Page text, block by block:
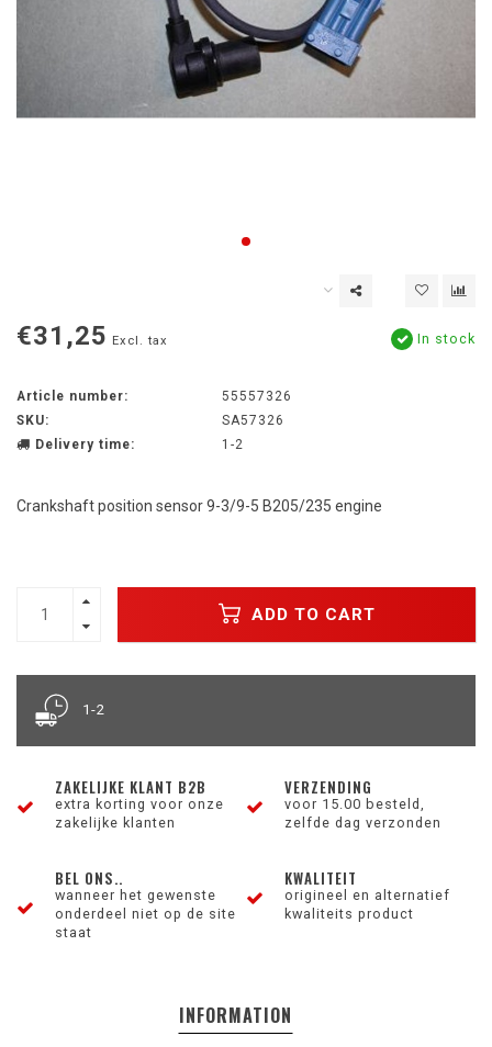
€31,25 Excl. tax In stock
Article number:
55557326
SKU:
SA57326
Delivery time:
1-2
Crankshaft position sensor 9-3/9-5 B205/235 engine
ADD TO CART
1-2
ZAKELIJKE KLANT B2B
extra korting voor onze
zakelijke klanten
VERZENDING
voor 15.00 besteld,
zelfde dag verzonden
BEL ONS..
wanneer het gewenste
onderdeel niet op de site
staat
KWALITEIT
origineel en alternatief
kwaliteits product
INFORMATION